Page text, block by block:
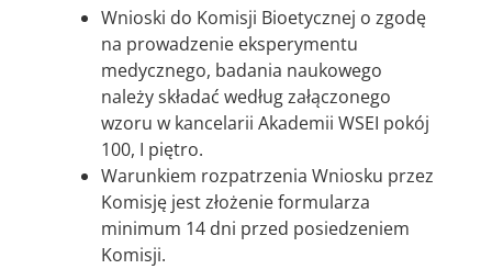
Wnioski do Komisji Bioetycznej o zgodę
na prowadzenie eksperymentu
medycznego, badania naukowego
należy składać według załączonego
wzoru w kancelarii Akademii WSEI pokój
100, I piętro.
Warunkiem rozpatrzenia Wniosku przez
Komisję jest złożenie formularza
minimum 14 dni przed posiedzeniem
Komisji.